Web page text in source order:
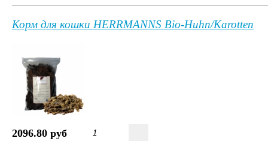
Корм для кошки HERRMANNS Bio-Huhn/Karotten
2096.80 руб